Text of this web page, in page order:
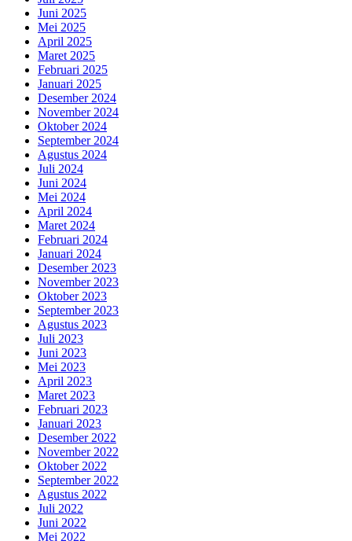
Juni 2025
Mei 2025
April 2025
Maret 2025
Februari 2025
Januari 2025
Desember 2024
November 2024
Oktober 2024
September 2024
Agustus 2024
Juli 2024
Juni 2024
Mei 2024
April 2024
Maret 2024
Februari 2024
Januari 2024
Desember 2023
November 2023
Oktober 2023
September 2023
Agustus 2023
Juli 2023
Juni 2023
Mei 2023
April 2023
Maret 2023
Februari 2023
Januari 2023
Desember 2022
November 2022
Oktober 2022
September 2022
Agustus 2022
Juli 2022
Juni 2022
Mei 2022